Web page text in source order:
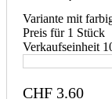
Variante mit
Preis für 1 Stück
Verkaufseinheit
CHF 3.60